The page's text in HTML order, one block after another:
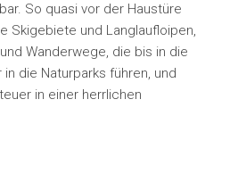
So quasi vor der Haustüre
Skigebiete und Langlaufloipen,
Wanderwege, die bis in die
in die Naturparks führen, und
in einer herrlichen